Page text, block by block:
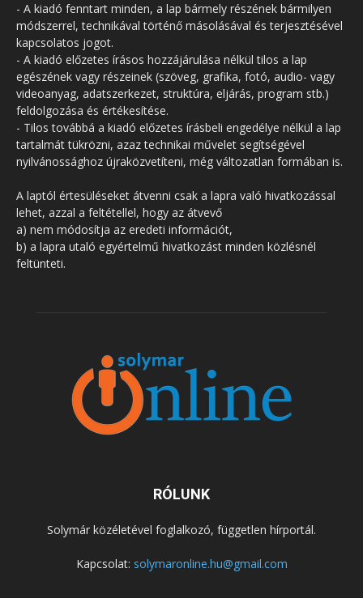
- A kiadó fenntart minden, a lap bármely részének bármilyen
módszerrel, technikával történő másolásával és terjesztésével
kapcsolatos jogot.
- A kiadó előzetes írásos hozzájárulása nélkül tilos a lap
egészének vagy részeinek (szöveg, grafika, fotó, audio- vagy
videoanyag, adatszerkezet, struktúra, eljárás, program stb.)
feldolgozása és értékesítése.
- Tilos továbbá a kiadó előzetes írásbeli engedélye nélkül a lap
tartalmát tükrözni, azaz technikai művelet segítségével
nyilvánossághoz újraközvetíteni, még változatlan formában is.
A laptól értesüléseket átvenni csak a lapra való hivatkozással
lehet, azzal a feltétellel, hogy az átvevő
a) nem módosítja az eredeti információt,
b) a lapra utaló egyértelmű hivatkozást minden közlésnél
feltünteti.
RÓLUNK
Solymár közéletével foglalkozó, független hírportál.
Kapcsolat: solymaronline.hu@gmail.com